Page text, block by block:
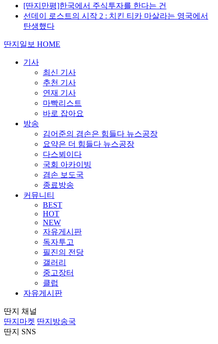
[딴지만평]한국에서 주식투자를 한다는 건
선데이 로스트의 시작 2 : 치킨 티카 마살라는 영국에서
탄생했다
딴지일보 HOME
기사
최신 기사
추천 기사
연재 기사
마빡리스트
바로 잡아요
방송
김어준의 겸손은 힘들다 뉴스공장
요약은 더 힘들다 뉴스공장
다스뵈이다
국회 아카이빙
겸손 보도국
종료방송
커뮤니티
BEST
HOT
NEW
자유게시판
독자투고
필진의 전당
갤러리
중고장터
클럽
자유게시판
딴지 채널
딴지마켓 딴지방송국
딴지 SNS